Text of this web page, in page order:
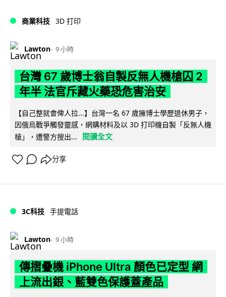
商業科技 3D 打印
Lawton 9 小時
台灣 67 歲博士翁自製反無人機槍囚 2
年半 法官斥藏火藥恐危害治安
【自己整就會俾人拉...】台灣一名 67 歲擁博士學歷退休男子，
因俄烏戰爭觸發靈感，網購材料及以 3D 打印機自製「反無人機
槍」，遭警方搜出...
閱讀全文
分享
3C科技 手提電話
Lawton 9 小時
傳摺疊機 iPhone Ultra 顏色已定型 網
上流出銀、藍雙色保護蓋產品